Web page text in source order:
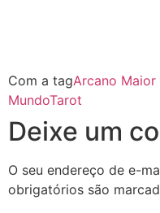
Com a tagArcano Maior
MundoTarot
Deixe um
O seu endereço de e-
obrigatórios são